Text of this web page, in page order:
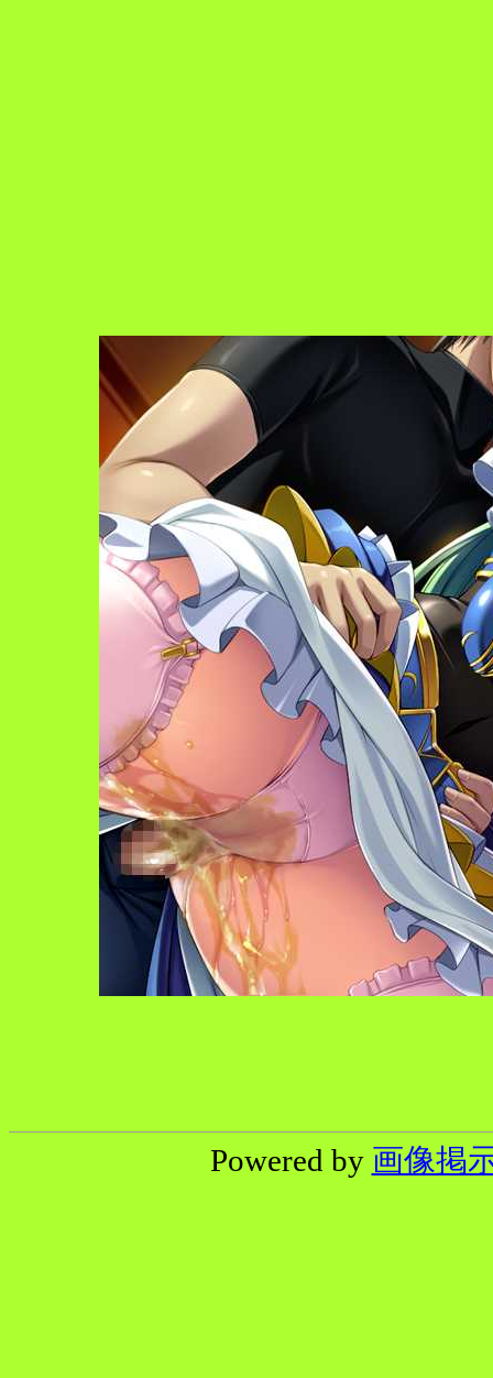
Powered by 画像掲